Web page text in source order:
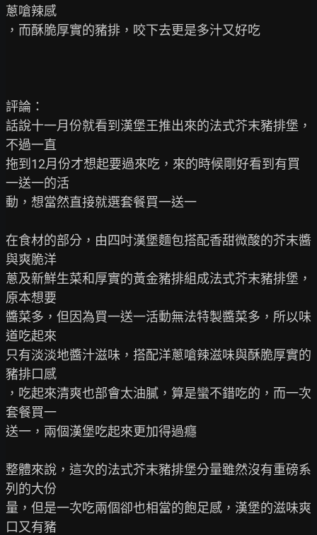
蔥嗆辣感
，而酥脆厚實的豬排，咬下去更是多汁又好吃
評論：
話說十一月份就看到漢堡王推出來的法式芥末豬排堡，
不過一直
拖到12月份才想起要過來吃，來的時候剛好看到有買
一送一的活
動，想當然直接就選套餐買一送一
在食材的部分，由四吋漢堡麵包搭配香甜微酸的芥末醬
與爽脆洋
蔥及新鮮生菜和厚實的黃金豬排組成法式芥末豬排堡，
原本想要
醬菜多，但因為買一送一活動無法特製醬菜多，所以味
道吃起來
只有淡淡地醬汁滋味，搭配洋蔥嗆辣滋味與酥脆厚實的
豬排口感
，吃起來清爽也部會太油膩，算是蠻不錯吃的，而一次
套餐買一
送一，兩個漢堡吃起來更加得過癮
整體來說，這次的法式芥末豬排堡分量雖然沒有重磅系
列的大份
量，但是一次吃兩個卻也相當的飽足感，漢堡的滋味爽
口又有豬